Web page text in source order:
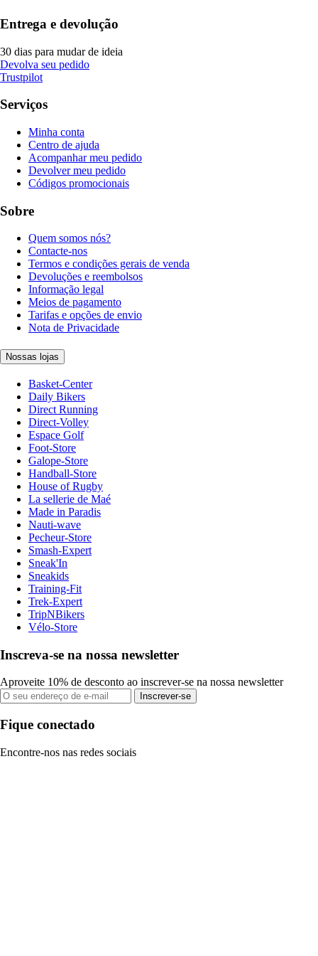
Entrega e devolução
30 dias para mudar de ideia
Devolva seu pedido
Trustpilot
Serviços
Minha conta
Centro de ajuda
Acompanhar meu pedido
Devolver meu pedido
Códigos promocionais
Sobre
Quem somos nós?
Contacte-nos
Termos e condições gerais de venda
Devoluções e reembolsos
Informação legal
Meios de pagamento
Tarifas e opções de envio
Nota de Privacidade
Nossas lojas
Basket-Center
Daily Bikers
Direct Running
Direct-Volley
Espace Golf
Foot-Store
Galope-Store
Handball-Store
House of Rugby
La sellerie de Maé
Made in Paradis
Nauti-wave
Pecheur-Store
Smash-Expert
Sneak'In
Sneakids
Training-Fit
Trek-Expert
TripNBikers
Vélo-Store
Inscreva-se na nossa newsletter
Aproveite 10% de desconto ao inscrever-se na nossa newsletter
Inscrever-se
Fique conectado
Encontre-nos nas redes sociais